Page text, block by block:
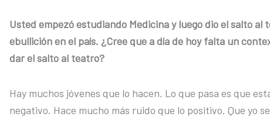
Usted empezó estudiando Medicina y luego dio el salto
ebullición en el país. ¿Cree que a día de hoy falta un
dar el salto al teatro?
Hay muchos jóvenes que lo hacen. Lo que pasa es que
negativo. Hace mucho más ruido que lo positivo. Que yo